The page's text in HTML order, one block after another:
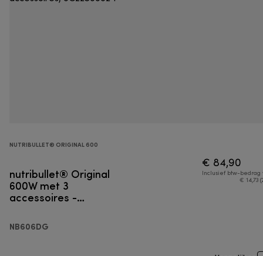
NUTRIBULLET® ORIGINAL 600
nutribullet® Original
600W met 3
accessoires -
NB606DG
€ 84,90
Inclusief btw-bedrag
€ 14,73